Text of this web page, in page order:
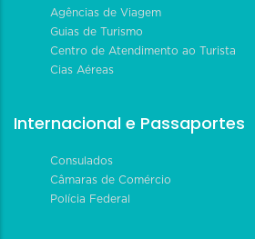
Agências de Viagem
Guias de Turismo
Centro de Atendimento ao Turista
Cias Aéreas
Internacional e Passaportes
Consulados
Câmaras de Comércio
Polícia Federal